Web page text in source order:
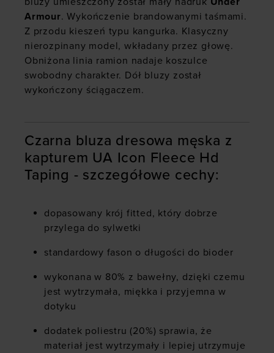
Armour. Wykończenie brandowanymi taśmami.
Z przodu kieszeń typu kangurka. Klasyczny
nierozpinany model, wkładany przez głowę.
Obniżona linia ramion nadaje koszulce
swobodny charakter. Dół bluzy został
wykończony ściągaczem.
Czarna bluza dresowa męska z
kapturem UA Icon Fleece Hd
Taping - szczegółowe cechy:
dopasowany krój fitted, który dobrze
przylega do sylwetki
standardowy fason o długości do bioder
wykonana w 80% z bawełny, dzięki czemu
jest wytrzymała, miękka i przyjemna w
dotyku
dodatek poliestru (20%) sprawia, że
materiał jest wytrzymały i lepiej utrzymuje